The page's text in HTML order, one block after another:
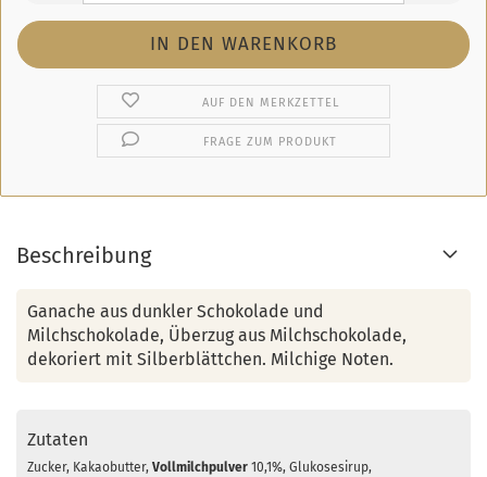
AUF DEN MERKZETTEL
FRAGE ZUM PRODUKT
Beschreibung
Ganache aus dunkler Schokolade und
Milchschokolade, Überzug aus Milchschokolade,
dekoriert mit Silberblättchen. Milchige Noten.
Zutaten
Zucker, Kakaobutter, Vollmilchpulver 10,1%, Glukosesirup,